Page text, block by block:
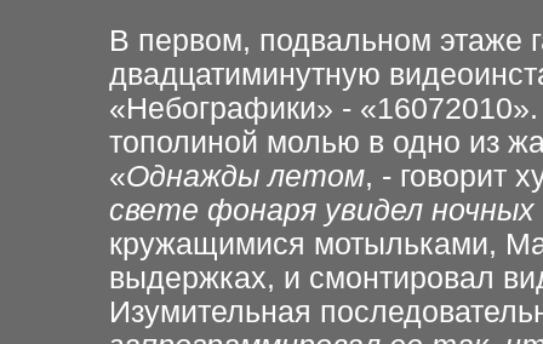
В первом, подвальном этаже
двадцатиминутную
«Небографики» -
тополиной молью в одно из
«Однажды летом, - говорит
свете фонаря увидел ночных
кружащимися мотыльками,
выдержках, и смонтировал
Изумительная